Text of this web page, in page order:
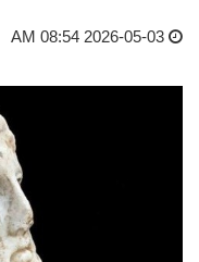
2026-05-03 08:54 AM